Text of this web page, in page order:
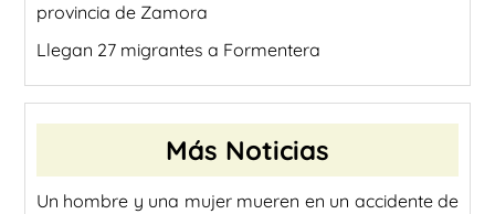
provincia de Zamora
Llegan 27 migrantes a Formentera
Más Noticias
Un hombre y una mujer mueren en un accidente de